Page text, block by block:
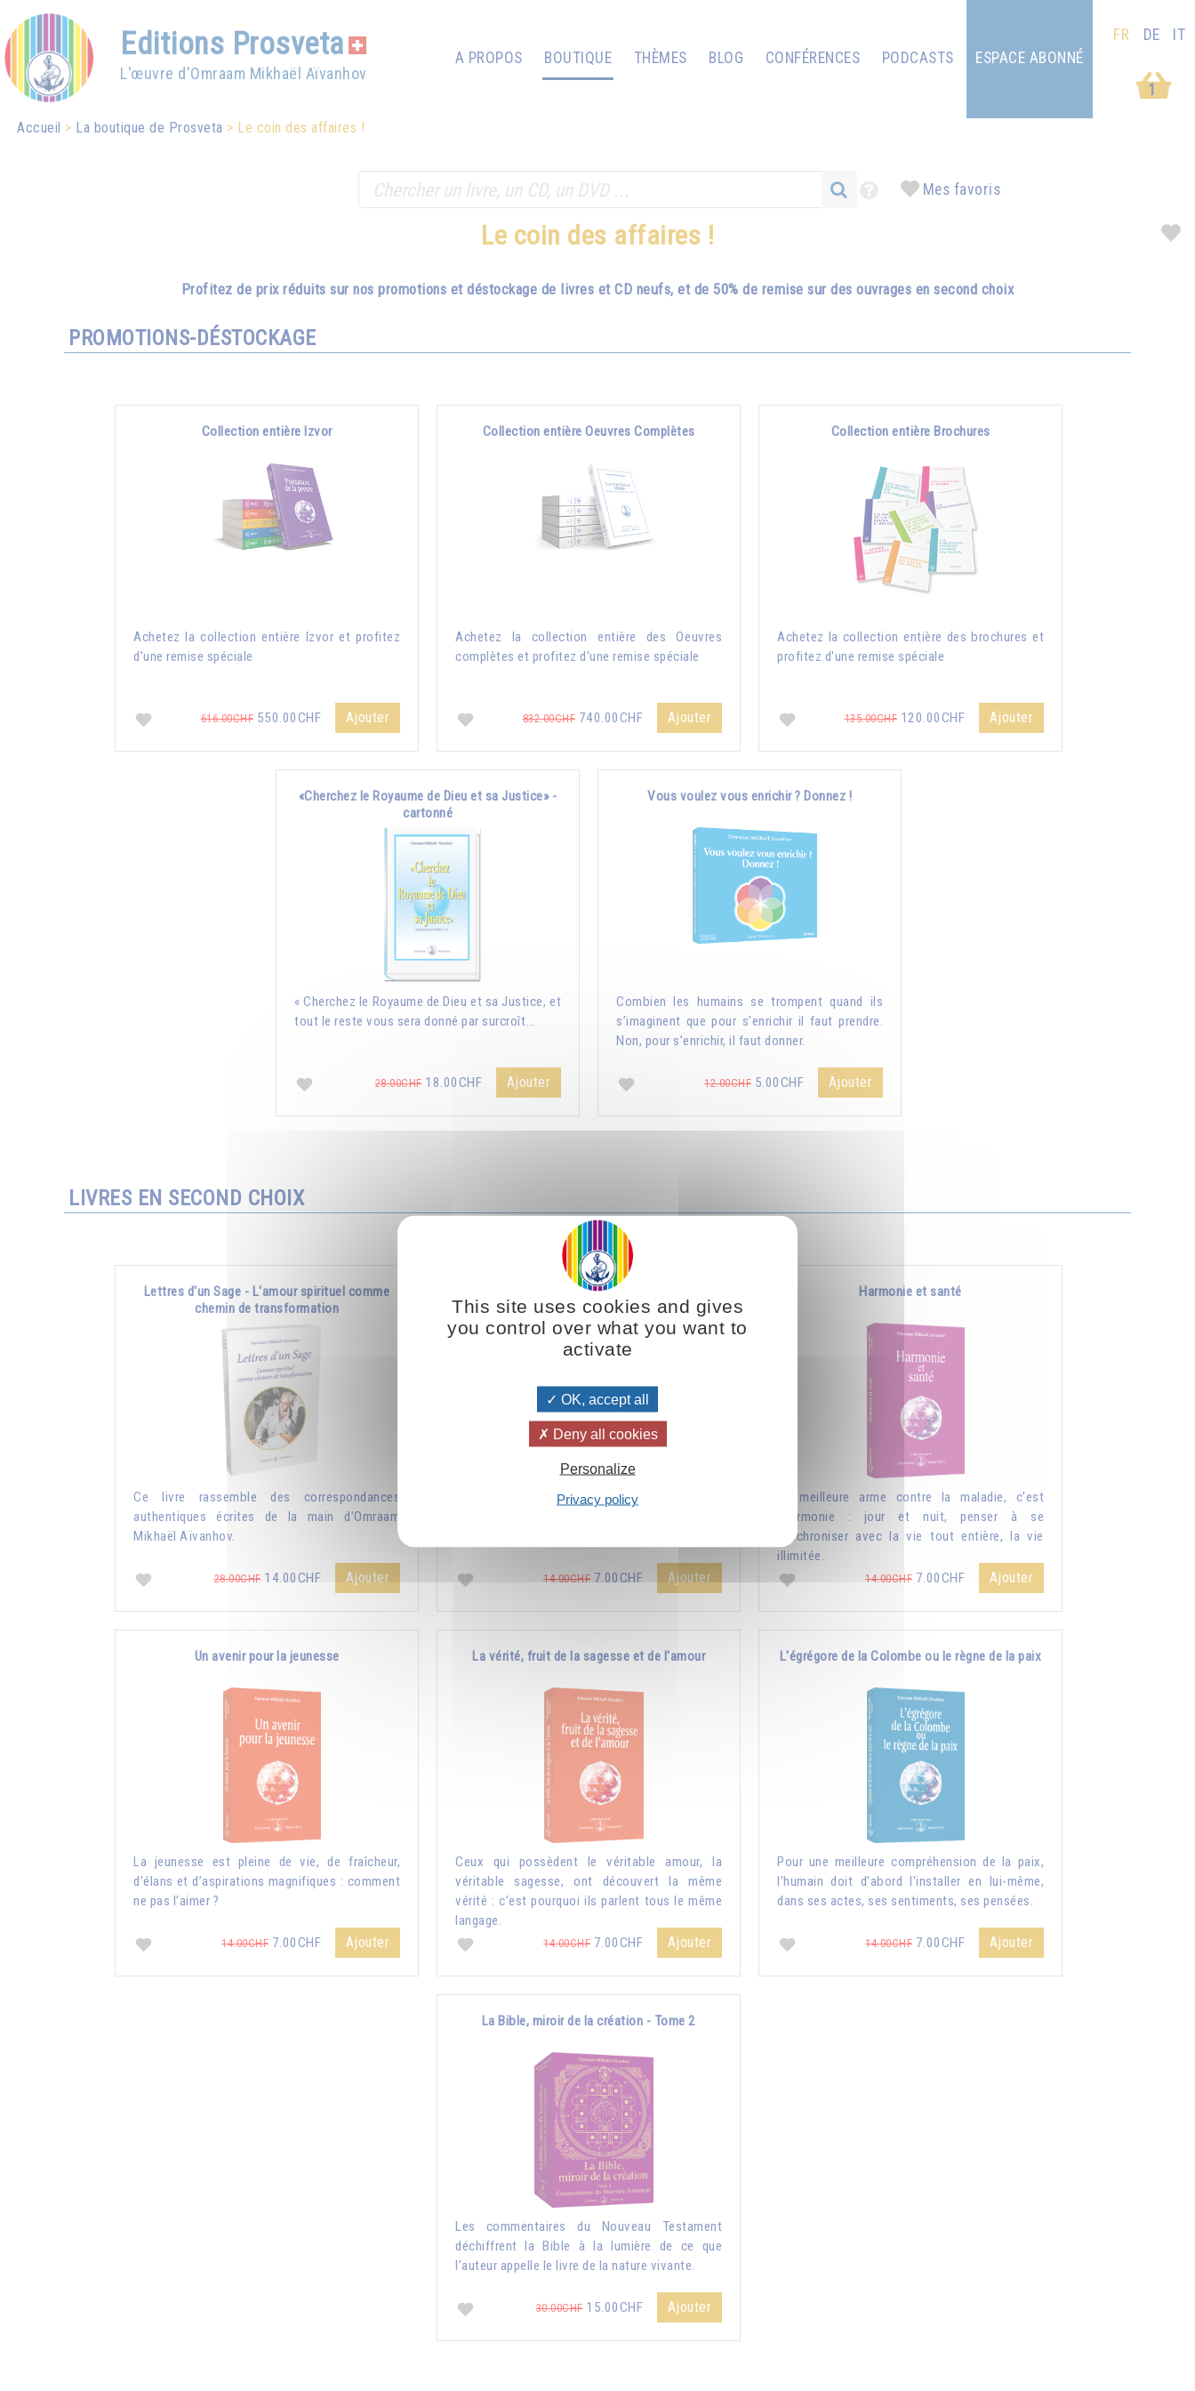
Editions Prosveta
L'œuvre d'Omraam Mikhaël Aïvanhov
A PROPOS BOUTIQUE THÈMES BLOG CONFÉRENCES
PODCASTS
1
ESPACE ABONNÉ
FR DE IT
Accueil La boutique de Prosveta Le coin des affaires !
Mes favoris
Le coin des affaires !
Profitez de prix réduits sur nos promotions et déstockage de livres et CD neufs, et de 50% de remise sur des ouvrages en second choix
PROMOTIONS-DÉSTOCKAGE
Collection entière Izvor
Achetez la collection entière Izvor et profitez
d'une remise spéciale
616.00CHF 550.00CHF Ajouter
Collection entière Oeuvres Complètes
Achetez la collection entière des Oeuvres
complètes et profitez d'une remise spéciale
832.00CHF 740.00CHF Ajouter
Collection entière Brochures
Achetez la collection entière des brochures et
profitez d'une remise spéciale
135.00CHF 120.00CHF Ajouter
«Cherchez le Royaume de Dieu et sa Justice» -
cartonné
« Cherchez le Royaume de Dieu et sa Justice, et
tout le reste vous sera donné par surcroît...
28.00CHF18.00CHF Ajouter
Vous voulez vous enrichir ? Donnez !
Combien les humains se trompent quand ils
s’imaginent que pour s’enrichir il faut prendre.
Non, pour s’enrichir, il faut donner.
12.00CHF 5.00CHF Ajouter
LIVRES EN SECOND CHOIX
Lettres d'un Sage - L'amour spirituel comme
chemin de transformation
Ce livre rassemble des correspondances
authentiques écrites de la main d’Omraam
Mikhaël Aïvanhov.
28.00CHF14.00CHF Ajouter
Le véritable enseignement du Christ
La philosophie du Christ amène l’homme vers la
14.00CHF 7.00CHF Ajouter
Harmonie et santé
La meilleure arme contre la maladie, c'est
l'harmonie : jour et nuit, penser à se
synchroniser avec la vie tout entière, la vie
illimitée.
14.00CHF 7.00CHF Ajouter
Un avenir pour la jeunesse
La jeunesse est pleine de vie, de fraîcheur,
d’élans et d’aspirations magnifiques : comment
ne pas l’aimer ?
14.00CHF 7.00CHF Ajouter
La vérité, fruit de la sagesse et de l'amour
Ceux qui possèdent le véritable amour, la
véritable sagesse, ont découvert la même
vérité : c’est pourquoi ils parlent tous le même
langage.
14.00CHF 7.00CHF Ajouter
L'égrégore de la Colombe ou le règne de la paix
Pour une meilleure compréhension de la paix,
l'humain doit d’abord l'installer en lui-même,
dans ses actes, ses sentiments, ses pensées.
14.00CHF 7.00CHF Ajouter
La Bible, miroir de la création - Tome 2
Les commentaires du Nouveau Testament
déchiffrent la Bible à la lumière de ce que
l’auteur appelle le livre de la nature vivante.
30.00CHF15.00CHF Ajouter
This site uses cookies and gives
you control over what you want to
activate
OK, accept all
Deny all cookies
Personalize
Privacy policy